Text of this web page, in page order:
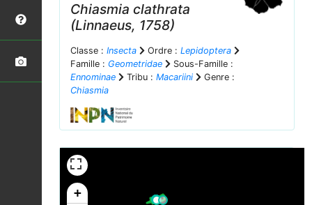
Chiasmia clathrata
(Linnaeus, 1758)
Classe : Insecta Ordre : Lepidoptera
Famille : Geometridae
Sous-Famille :
Ennominae
Tribu : Macariini
Genre :
Chiasmia
+